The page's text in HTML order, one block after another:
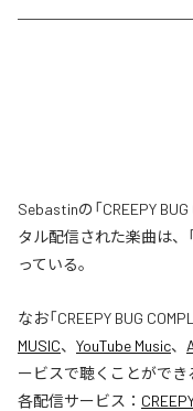
Sebastinの「CREEPY
タル配信された楽曲は、
っている。
なお「CREEPY BUG
MUSIC、 YouTube Music、
ービスで聴くことができ
各配信サービス：